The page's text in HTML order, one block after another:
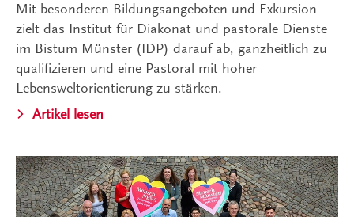
Mit besonderen Bildungsangeboten und Exkursion
zielt das Institut für Diakonat und pastorale Dienste
im Bistum Münster (IDP) darauf ab, ganzheitlich zu
qualifizieren und eine Pastoral mit hoher
Lebensweltorientierung zu stärken.
Artikel lesen